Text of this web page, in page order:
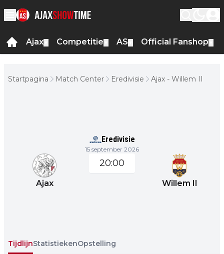
Ajax Competitie AS Official Fanshop
Startpagina Match Center Eredivisie Ajax - Willem II
Eredivisie
15 september 2026
Ajax
20:00
Willem II
TijdlijnStatistiekenOpstelling